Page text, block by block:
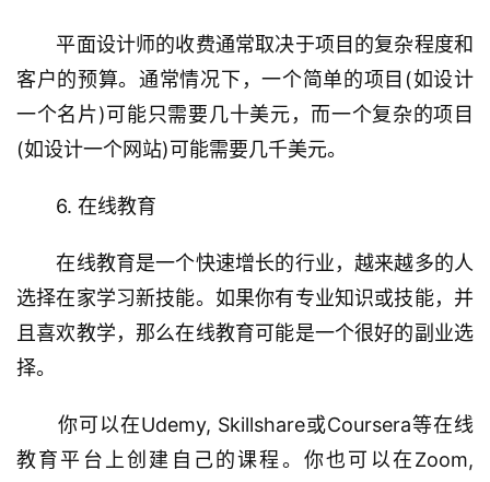
平面设计师的收费通常取决于项目的复杂程度和
客户的预算。通常情况下，一个简单的项目(如设计
一个名片)可能只需要几十美元，而一个复杂的项目
(如设计一个网站)可能需要几千美元。
6. 在线教育
在线教育是一个快速增长的行业，越来越多的人
选择在家学习新技能。如果你有专业知识或技能，并
且喜欢教学，那么在线教育可能是一个很好的副业选
择。
你可以在Udemy, Skillshare或Coursera等在线
教育平台上创建自己的课程。你也可以在Zoom,